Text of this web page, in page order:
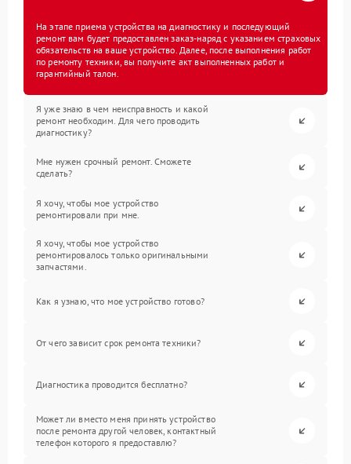
На этапе приема устройства на диагностику и последующий
ремонт вам будет предоставлен заказ-наряд с указанием страховых
обязательств на ваше устройство. Далее, после выполнения работ
по ремонту техники, вы получите акт выполненных работ и
гарантийный талон.
Я уже знаю в чем неисправность и какой
ремонт необходим. Для чего проводить
диагностику?
Мне нужен срочный ремонт. Сможете
сделать?
Я хочу, чтобы мое устройство
ремонтировали при мне.
Я хочу, чтобы мое устройство
ремонтировалось только оригинальными
запчастями.
Как я узнаю, что мое устройство готово?
От чего зависит срок ремонта техники?
Диагностика проводится бесплатно?
Может ли вместо меня принять устройство
после ремонта другой человек, контактный
телефон которого я предоставлю?